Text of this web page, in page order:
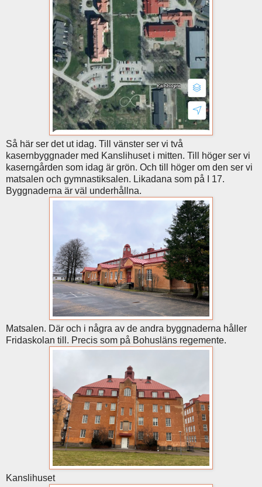
Så här ser det ut idag. Till vänster ser vi två
kasernbyggnader med Kanslihuset i mitten. Till höger ser vi
kaserngården som idag är grön. Och till höger om den ser vi
matsalen och gymnastiksalen. Likadana som på I 17.
Byggnaderna är väl underhållna.
Matsalen. Där och i några av de andra byggnaderna håller
Fridaskolan till. Precis som på Bohusläns regemente.
Kanslihuset